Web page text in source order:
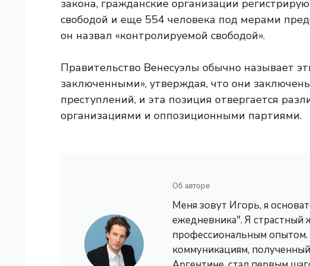
закона, гражданские организации
свободой и еще 554 человека под мерами
он назвал «контролируемой свободой».
Правительство Венесуэлы обычно называет
заключенными», утверждая, что они
преступлений, и эта позиция отвергается
организациями и оппозиционными партиями.
Об авторе
Меня зовут Игорь, я
ежедневника". Я страстный
профессиональным
коммуникациям,